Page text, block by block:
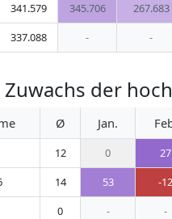
341.579 345.706 267.683
337.088 - -
der
Ø Jan.
12 0 27
14 53 -12
0 - -